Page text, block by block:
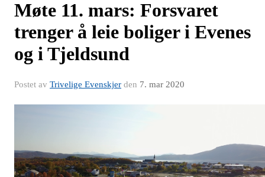
Møte 11. mars: Forsvaret
trenger å leie boliger i Evenes
og i Tjeldsund
Postet av Trivelige Evenskjer den 7. mar 2020